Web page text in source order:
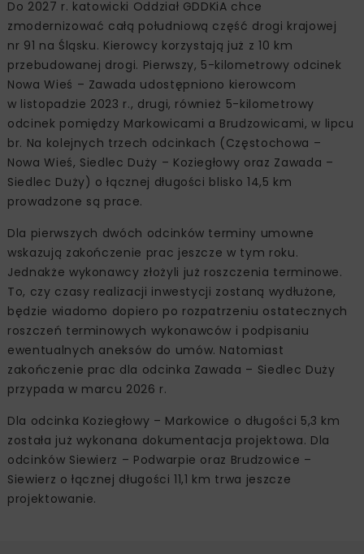
Do 2027 r. katowicki Oddział GDDKiA chce
zmodernizować całą południową część drogi krajowej
nr 91 na Śląsku. Kierowcy korzystają już z 10 km
przebudowanej drogi. Pierwszy, 5-kilometrowy odcinek
Nowa Wieś – Zawada udostępniono kierowcom
w listopadzie 2023 r., drugi, również 5-kilometrowy
odcinek pomiędzy Markowicami a Brudzowicami, w lipcu
br. Na kolejnych trzech odcinkach (Częstochowa –
Nowa Wieś, Siedlec Duży – Koziegłowy oraz Zawada –
Siedlec Duży) o łącznej długości blisko 14,5 km
prowadzone są prace.
Dla pierwszych dwóch odcinków terminy umowne
wskazują zakończenie prac jeszcze w tym roku.
Jednakże wykonawcy złożyli już roszczenia terminowe.
To, czy czasy realizacji inwestycji zostaną wydłużone,
będzie wiadomo dopiero po rozpatrzeniu ostatecznych
roszczeń terminowych wykonawców i podpisaniu
ewentualnych aneksów do umów. Natomiast
zakończenie prac dla odcinka Zawada – Siedlec Duży
przypada w marcu 2026 r.
Dla odcinka Koziegłowy – Markowice o długości 5,3 km
została już wykonana dokumentacja projektowa. Dla
odcinków Siewierz – Podwarpie oraz Brudzowice –
Siewierz o łącznej długości 11,1 km trwa jeszcze
projektowanie.